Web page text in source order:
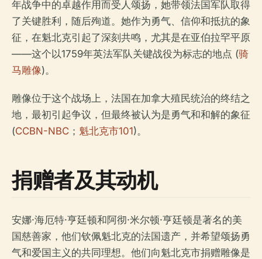
年战争中的卓越作用而受人颂扬，她带领法国军队取得
了关键胜利，随后殉道。她作为勇气、信仰和抵抗的象
征，在魁北克引起了深刻共鸣，尤其是在亚伯拉罕平原
——这个以1759年英法军队关键战役为标志的地点 (骑
马雕像)。
雕像位于这个战场上，法国在加拿大殖民统治的终结之
地，最初引起争议，但最终被认为是勇气和和解的象征
(CCBN-NBC ； 魁北克市101)。
捐赠者及其动机
安娜·海厄特·亨廷顿和阿彻·米尔顿·亨廷顿是著名的美
国慈善家，他们钦佩魁北克的法国遗产，并希望颂扬勇
气和爱国主义的共同理想。他们向魁北克市捐赠雕像是